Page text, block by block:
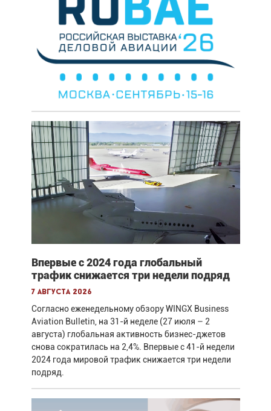
Впервые с 2024 года глобальный
трафик снижается три недели подряд
7 августа 2026
Согласно еженедельному обзору WINGX Business
Aviation Bulletin, на 31-й неделе (27 июля – 2
августа) глобальная активность бизнес-джетов
снова сократилась на 2,4%. Впервые с 41-й недели
2024 года мировой трафик снижается три недели
подряд.